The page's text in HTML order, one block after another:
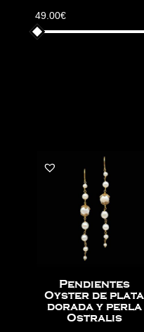
49.00€
Pendientes
Oyster de plata
dorada y perla
Ostralis